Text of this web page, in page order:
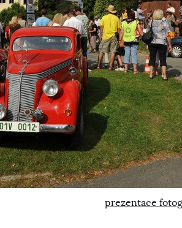
prezentace